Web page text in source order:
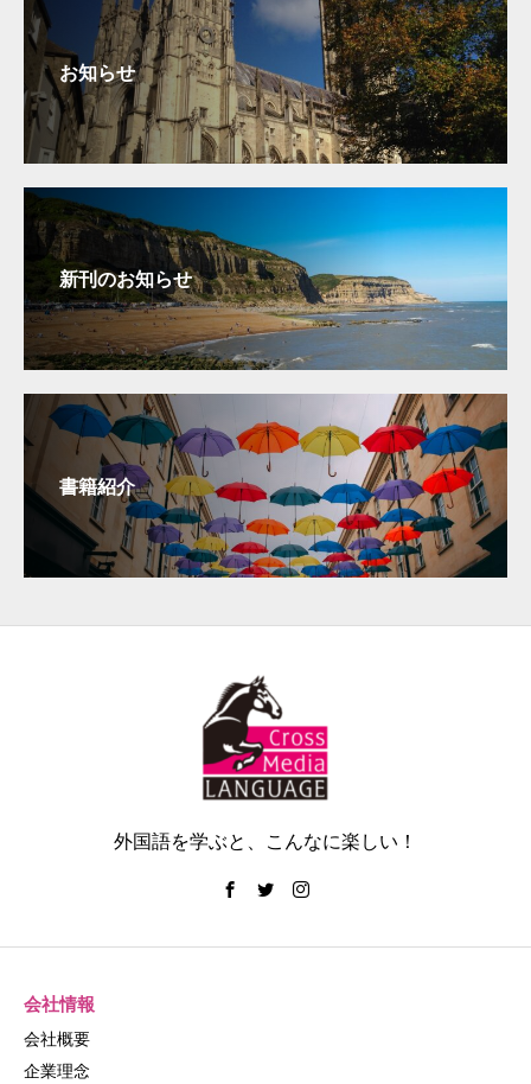
お知らせ
新刊のお知らせ
書籍紹介
外国語を学ぶと、こんなに楽しい！
会社情報
会社概要
企業理念